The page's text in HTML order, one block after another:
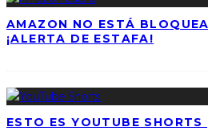
AMAZON NO ESTÁ
¡ALERTA DE ESTAFA!
ESTO ES YOUTUBE